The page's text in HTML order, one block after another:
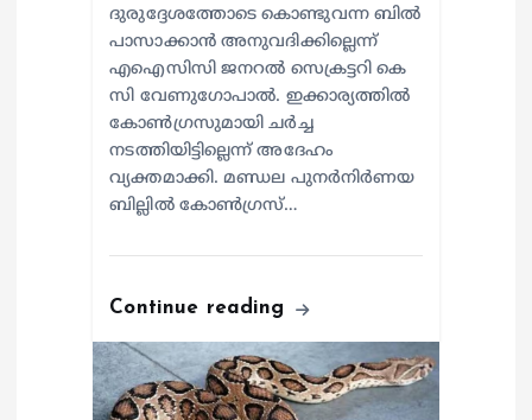
ദുരുദ്ദേശത്തോടെ കൊണ്ടുവന്ന ബിൽ
പാസാക്കാൻ അനുവദിക്കില്ലെന്ന്
എഐസിസി ജനറൽ സെക്രട്ടറി കെ
സി വേണുഗോപാൽ. ഇക്കാര്യത്തിൽ
കോൺഗ്രസുമായി ചർച്ച
നടത്തിയിട്ടില്ലെന്ന് അദേഹം
വ്യക്തമാക്കി. മണ്ഡല പുനർനിർണയ
ബില്ലിൽ കോൺഗ്രസ്…
Continue reading